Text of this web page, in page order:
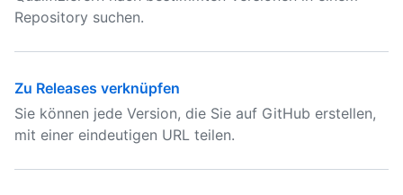
Repository suchen.
Zu Releases verknüpfen
Sie können jede Version, die Sie auf GitHub erstellen,
mit einer eindeutigen URL teilen.